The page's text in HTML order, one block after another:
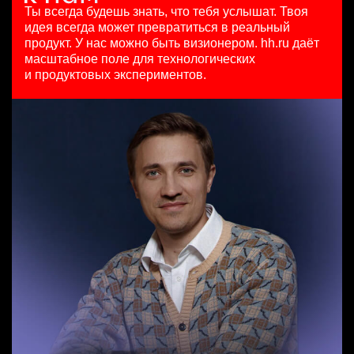
20 июл. 2026
з/п не указана
Ярославль
HeadHunter::Коммерческий департамент
Ярославль
Менеджер по продажам в сегменте малого и среднего
бизнеса
HeadHunter::Телефонные продажи
29 июл. 2026
з/п не указана
Москва
Младший SEO специалист
HeadHunter::Департамент маркетинга
10 июл. 2026
з/п не указана
Москва
Ты всегда будешь знать, что тебя услышат. Твоя
идея всегда может превратиться в реальный
продукт. У нас можно быть визионером. hh.ru даёт
масштабное поле для технологических
и продуктовых экспериментов.